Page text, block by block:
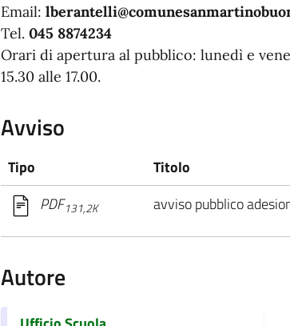
Email:
Tel. 045 8874234
Orari di apertura al pubblico: lunedì e
15.30 alle 17.00.
Avviso
Tipo Titolo
PDF131,2K avviso pubblico
Autore